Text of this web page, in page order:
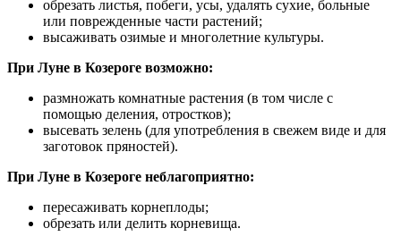
обрезать листья, побеги, усы, удалять сухие, больные
или поврежденные части растений;
высаживать озимые и многолетние культуры.
При Луне в Козероге возможно:
размножать комнатные растения (в том числе с
помощью деления, отростков);
высевать зелень (для употребления в свежем виде и для
заготовок пряностей).
При Луне в Козероге неблагоприятно:
пересаживать корнеплоды;
обрезать или делить корневища.